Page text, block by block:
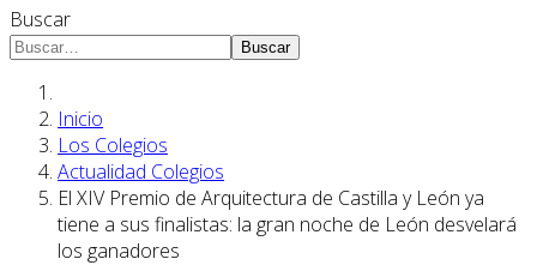
Buscar
Buscar
Inicio
Los Colegios
Actualidad Colegios
El XIV Premio de Arquitectura de Castilla y León ya
tiene a sus finalistas: la gran noche de León desvelará
los ganadores